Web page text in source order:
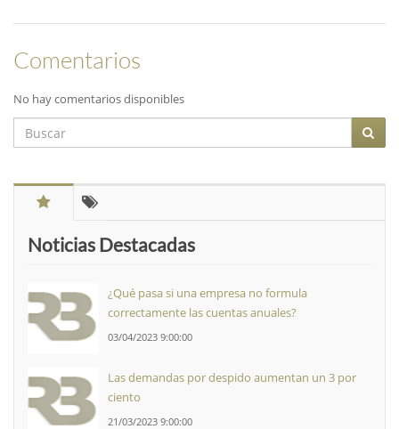
Comentarios
No hay comentarios disponibles
Noticias Destacadas
¿Qué pasa si una empresa no formula
correctamente las cuentas anuales?
03/04/2023 9:00:00
Las demandas por despido aumentan un 3 por
ciento
21/03/2023 9:00:00